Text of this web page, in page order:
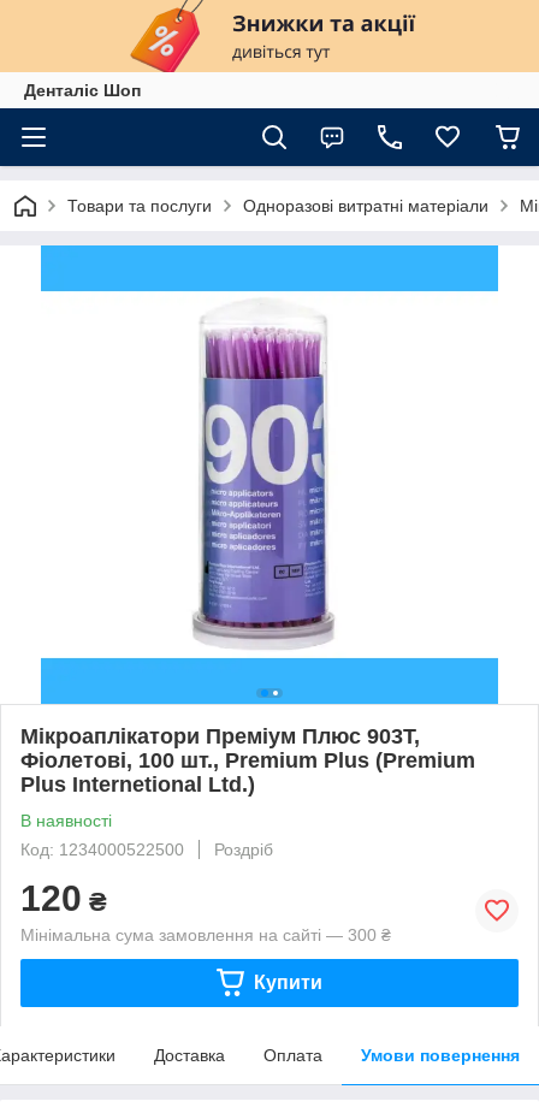
Денталіс Шоп
Товари та послуги Одноразові витратні матеріали
Мікроаплікатори Преміум Плюс 903Т,
Фіолетові, 100 шт., Premium Plus (Premium
Plus Internetional Ltd.)
В наявності
Код: 1234000522500
Роздріб
120 ₴
Мінімальна сума замовлення на сайті — 300 ₴
Купити
Доставка Оплата Умови повернення